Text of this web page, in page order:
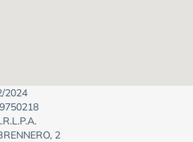
2024
2